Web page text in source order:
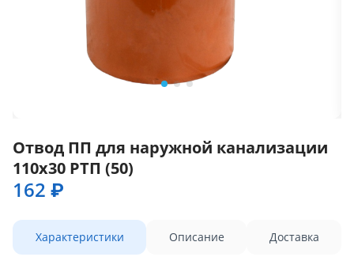
Отвод ПП для наружной канализации
110х30 РТП (50)
162 ₽
Характеристики Описание Доставка